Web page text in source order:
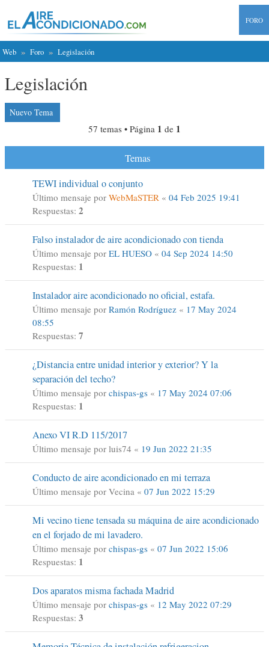
FORO
Web Foro Legislación
Legislación
Nuevo Tema
57 temas • Página 1 de 1
Temas
TEWI individual o conjunto
Último mensaje por WebMaSTER « 04 Feb 2025 19:41
Respuestas: 2
Falso instalador de aire acondicionado con tienda
Último mensaje por EL HUESO « 04 Sep 2024 14:50
Respuestas: 1
Instalador aire acondicionado no oficial, estafa.
Último mensaje por Ramón Rodríguez « 17 May 2024
08:55
Respuestas: 7
¿Distancia entre unidad interior y exterior? Y la
separación del techo?
Último mensaje por chispas-gs « 17 May 2024 07:06
Respuestas: 1
Anexo VI R.D 115/2017
Último mensaje por luis74 « 19 Jun 2022 21:35
Conducto de aire acondicionado en mi terraza
Último mensaje por Vecina « 07 Jun 2022 15:29
Mi vecino tiene tensada su máquina de aire acondicionado
en el forjado de mi lavadero.
Último mensaje por chispas-gs « 07 Jun 2022 15:06
Respuestas: 1
Dos aparatos misma fachada Madrid
Último mensaje por chispas-gs « 12 May 2022 07:29
Respuestas: 3